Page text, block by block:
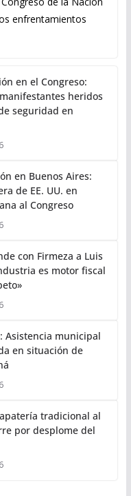
enfrentamientos
en el Congreso:
heridos
seguridad en
en Buenos Aires:
de EE. UU. en
al Congreso
con Firmeza a Luis
es motor fiscal
Asistencia municipal
en situación de
tradicional al
por desplome del